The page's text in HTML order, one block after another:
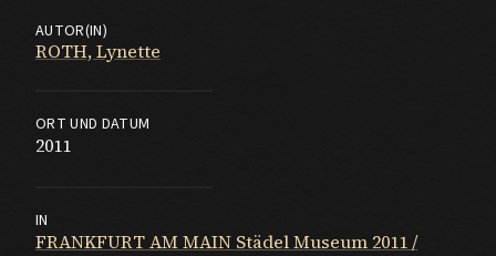
AUTOR(IN)
ROTH, Lynette
ORT UND DATUM
2011
IN
FRANKFURT AM MAIN Städel Museum 2011 /